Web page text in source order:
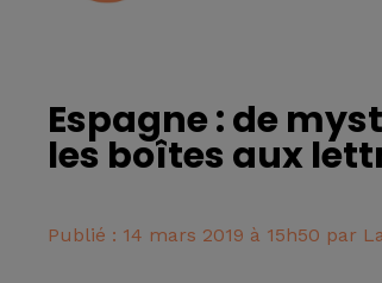
Espagne : de
les boîtes aux
Publié : 14 mars 2019 à 15h50 par